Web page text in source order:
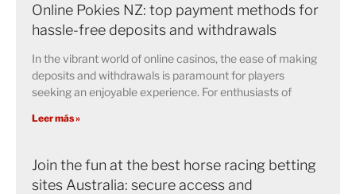
Online Pokies NZ: top payment methods for
hassle-free deposits and withdrawals
In the vibrant world of online casinos, the ease of making
deposits and withdrawals is paramount for players
seeking an enjoyable experience. For enthusiasts of
Leer más »
Join the fun at the best horse racing betting
sites Australia: secure access and